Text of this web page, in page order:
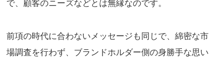
で、顧客のニーズなどとは無縁なのです。
前項の時代に合わないメッセージも同じで、綿密な市
場調査を行わず、ブランドホルダー側の身勝手な思い